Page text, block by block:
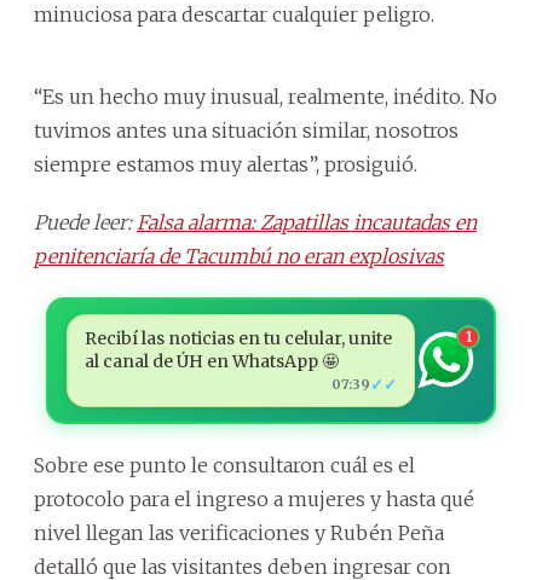
minuciosa para descartar cualquier peligro.
“Es un hecho muy inusual, realmente, inédito. No
tuvimos antes una situación similar, nosotros
siempre estamos muy alertas”, prosiguió.
Puede leer: Falsa alarma: Zapatillas incautadas en
penitenciaría de Tacumbú no eran explosivas
Recibí las noticias en tu celular, unite
al canal de ÚH en WhatsApp 🤩
07:39 ✓✓
1
Sobre ese punto le consultaron cuál es el
protocolo para el ingreso a mujeres y hasta qué
nivel llegan las verificaciones y Rubén Peña
detalló que las visitantes deben ingresar con